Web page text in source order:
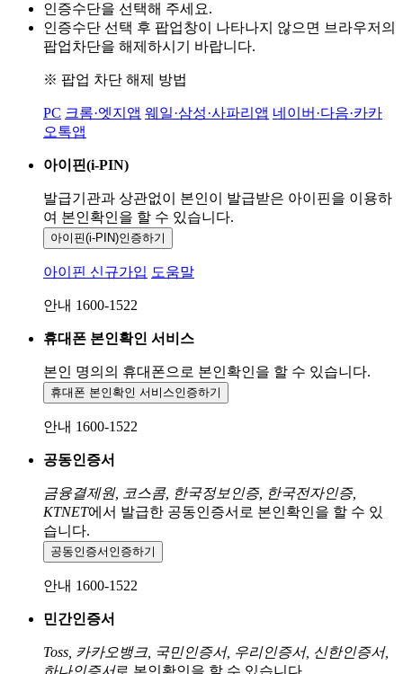
인증수단을 선택해 주세요.
인증수단 선택 후 팝업창이 나타나지 않으면 브라우저의
팝업차단을 해제하시기 바랍니다.
※ 팝업 차단 해제 방법
PC 크롬·엣지앱 웨일·삼성·사파리앱 네이버·다음·카카
오톡앱
아이핀(i-PIN)
발급기관과 상관없이 본인이 발급받은 아이핀을 이용하
여 본인확인을 할 수 있습니다.
아이핀(i-PIN)인증하기
아이핀 신규가입 도움말
안내 1600-1522
휴대폰 본인확인 서비스
본인 명의의 휴대폰으로 본인확인을 할 수 있습니다.
휴대폰 본인확인 서비스인증하기
안내 1600-1522
공동인증서
금융결제원, 코스콤, 한국정보인증, 한국전자인증,
KTNET에서 발급한 공동인증서로 본인확인을 할 수 있
습니다.
공동인증서 인증하기
안내 1600-1522
민간인증서
Toss, 카카오뱅크, 국민인증서, 우리인증서, 신한인증서,